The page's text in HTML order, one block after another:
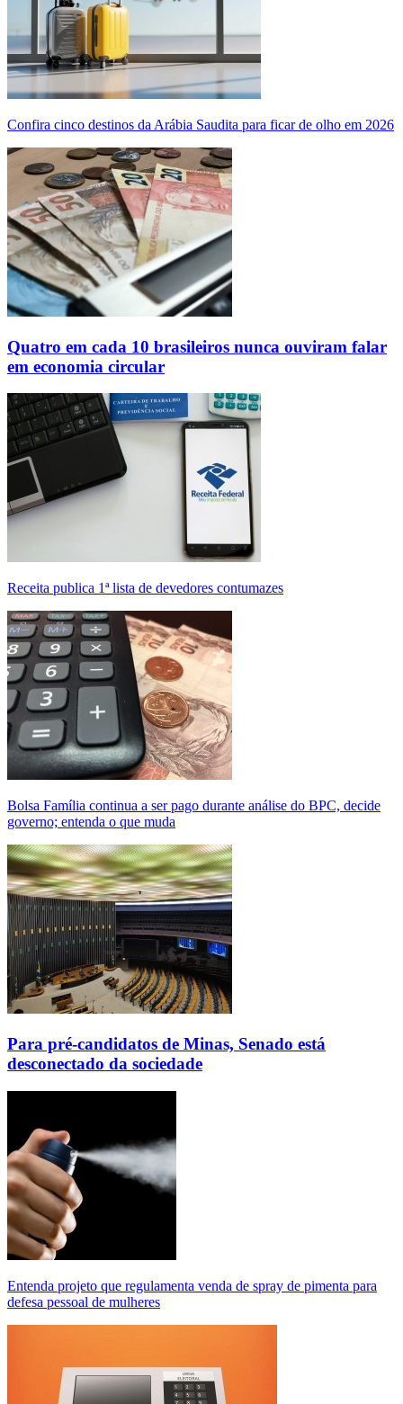
Confira cinco destinos da Arábia Saudita para ficar de olho em 2026
Quatro em cada 10 brasileiros nunca ouviram falar
em economia circular
Receita publica 1ª lista de devedores contumazes
Bolsa Família continua a ser pago durante análise do BPC, decide
governo; entenda o que muda
Para pré-candidatos de Minas, Senado está
desconectado da sociedade
Entenda projeto que regulamenta venda de spray de pimenta para
defesa pessoal de mulheres